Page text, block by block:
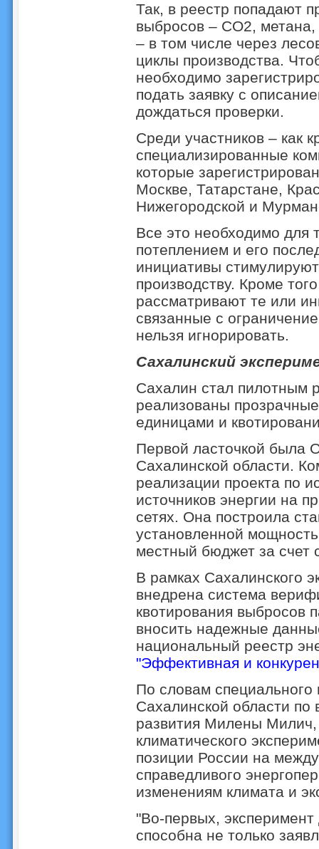
Так, в реестр попадают
выбросов – CO2,
– в том числе через
циклы производства.
необходимо
подать заявку с
дождаться проверки.
Среди участников – как
специализированные
которые
Москве, Татарстане,
Нижегородской и
Все это необходимо для
потеплением и его
инициативы
производству. Кроме
рассматривают те или
связанные с
нельзя игнорировать.
Сахалинский
Сахалин стал пилотным
реализованы
единицами и
Первой ласточкой была
Сахалинской области.
реализации проекта по
источников энергии на
сетях. Она построила
установленной
местный бюджет за счет
В рамках Сахалинского
внедрена система
квотирования выбросов
вносить надежные
национальный реестр
"Эффективная и
По словам специального
Сахалинской области по
развития Милены Милич,
климатического
позиции России на
справедливого
изменениям климата и
"Во-первых, эксперимент
способна не только